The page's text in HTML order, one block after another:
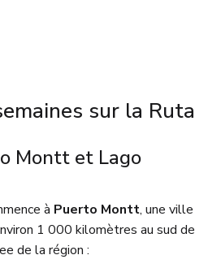
sur la Ruta
Montt et Lago
à Puerto Montt, une ville
1 000 kilomètres au sud de
de la région :